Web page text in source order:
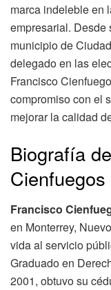
marca indeleble en
empresarial. Desde
municipio de
delegado en las
Francisco
compromiso con el
mejorar la calidad
Biografía
Cienfuegos
Francisco
en Monterrey,
vida al servicio
Graduado en
2001, obtuvo su